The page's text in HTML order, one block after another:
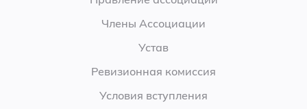
Члены Ассоциации
Устав
Ревизионная комиссия
Условия вступления